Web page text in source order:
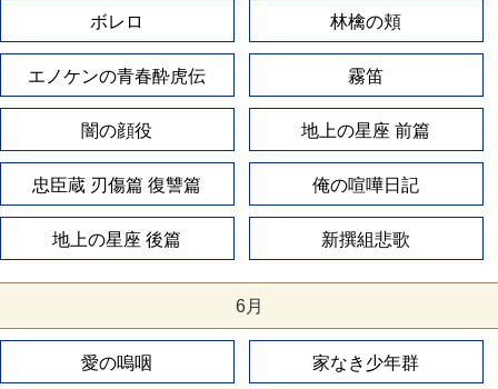
ボレロ 林檎の頬
エノケンの青春酔虎伝 霧笛
闇の顔役 地上の星座 前篇
忠臣蔵 刃傷篇 復讐篇 俺の喧嘩日記
地上の星座 後篇 新撰組悲歌
6月
愛の嗚咽 家なき少年群